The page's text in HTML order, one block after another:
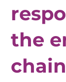
the
chain